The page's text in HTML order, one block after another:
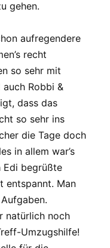
gehen.
aufregendere
recht
so sehr mit
auch Robbi &
dass das
so sehr ins
die Tage doch
in allem war’s
Edi begrüßte
entspannt. Man
natürlich noch
Umzugshilfe!